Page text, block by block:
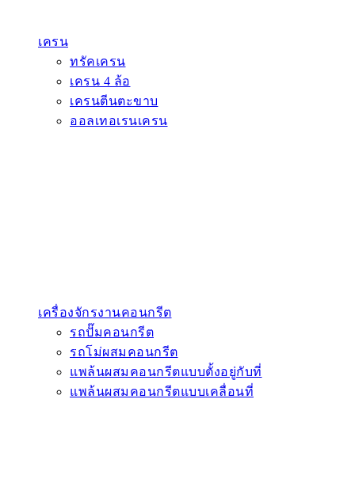
เครน
ทรัคเครน
เครน 4 ล้อ
เครนตีนตะขาบ
ออลเทอเรนเครน
เครื่องจักรงานคอนกรีต
รถปั๊มคอนกรีต
รถโม่ผสมคอนกรีต
แพล้นผสมคอนกรีตแบบตั้งอยู่กับที่
แพล้นผสมคอนกรีตแบบเคลื่อนที่